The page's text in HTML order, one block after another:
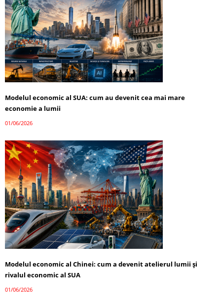
Modelul economic al SUA: cum au devenit cea mai mare
economie a lumii
01/06/2026
Modelul economic al Chinei: cum a devenit atelierul lumii și
rivalul economic al SUA
01/06/2026